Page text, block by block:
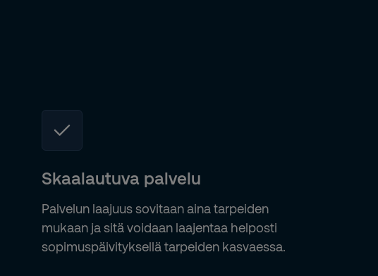
Skaalautuva palvelu
Palvelun laajuus sovitaan aina tarpeiden
mukaan ja sitä voidaan laajentaa helposti
sopimuspäivityksellä tarpeiden kasvaessa.